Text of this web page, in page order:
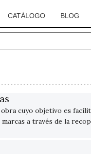
CATÁLOGO BLOG
cuyo objetivo es
a través de la